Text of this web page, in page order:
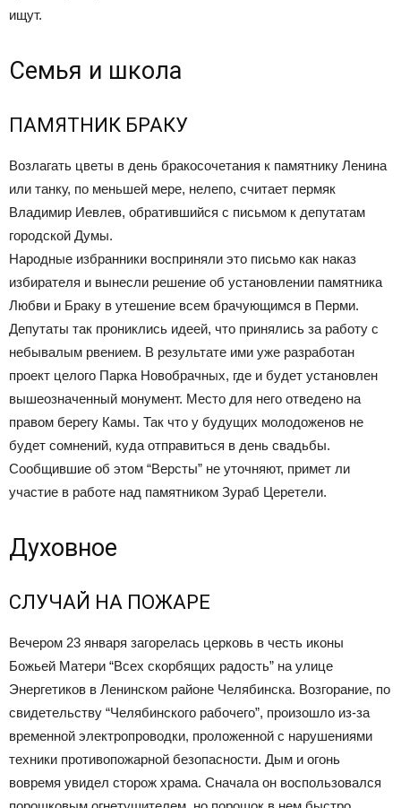
ищут.
Семья и школа
ПАМЯТНИК БРАКУ
Возлагать цветы в день бракосочетания к памятнику Ленина
или танку, по меньшей мере, нелепо, считает пермяк
Владимир Иевлев, обратившийся с письмом к депутатам
городской Думы.
Народные избранники восприняли это письмо как наказ
избирателя и вынесли решение об установлении памятника
Любви и Браку в утешение всем брачующимся в Перми.
Депутаты так прониклись идеей, что принялись за работу с
небывалым рвением. В результате ими уже разработан
проект целого Парка Новобрачных, где и будет установлен
вышеозначенный монумент. Место для него отведено на
правом берегу Камы. Так что у будущих молодоженов не
будет сомнений, куда отправиться в день свадьбы.
Сообщившие об этом “Версты” не уточняют, примет ли
участие в работе над памятником Зураб Церетели.
Духовное
СЛУЧАЙ НА ПОЖАРЕ
Вечером 23 января загорелась церковь в честь иконы
Божьей Матери “Всех скорбящих радость” на улице
Энергетиков в Ленинском районе Челябинска. Возгорание, по
свидетельству “Челябинского рабочего”, произошло из-за
временной электропроводки, проложенной с нарушениями
техники противопожарной безопасности. Дым и огонь
вовремя увидел сторож храма. Сначала он воспользовался